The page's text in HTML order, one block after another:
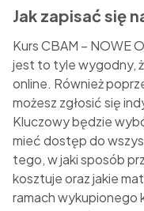
Jak zapisać się
KursCBAM – NOWE
jest to tyle wygodny,
online. Również
możesz zgłosić się
Kluczowy będzie
mieć dostęp do
tego, w jaki sposób
kosztuje oraz jakie
ramach wykupionego